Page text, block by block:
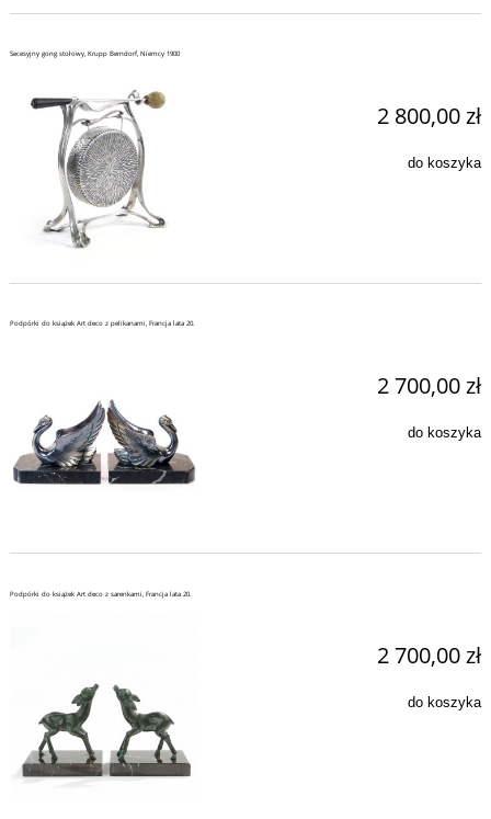
Secesyjny gong stołowy, Krupp Berndorf, Niemcy 1900
2 800,00 zł
do koszyka
Podpórki do książek Art deco z pelikanami, Francja lata 20.
2 700,00 zł
do koszyka
Podpórki do książek Art deco z sarenkami, Francja lata 20.
2 700,00 zł
do koszyka